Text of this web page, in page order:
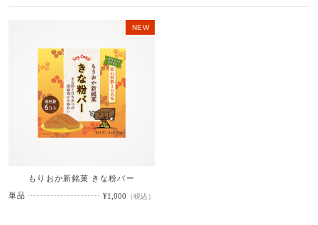
NEW
もりおか新銘菓 きな粉バー
単品 ¥1,000 （税込）